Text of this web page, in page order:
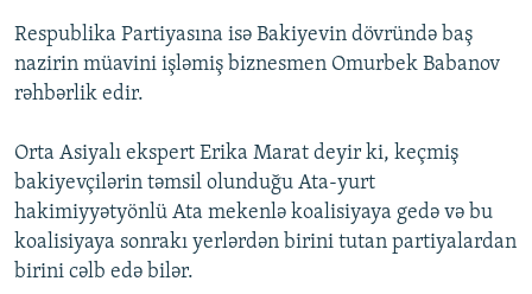
Respublika Partiyasına isə Bakiyevin dövründə baş
nazirin müavini işləmiş biznesmen Omurbek Babanov
rəhbərlik edir.
Orta Asiyalı ekspert Erika Marat deyir ki, keçmiş
bakiyevçilərin təmsil olunduğu Ata-yurt
hakimiyyətyönlü Ata mekenlə koalisiyaya gedə və bu
koalisiyaya sonrakı yerlərdən birini tutan partiyalardan
birini cəlb edə bilər.